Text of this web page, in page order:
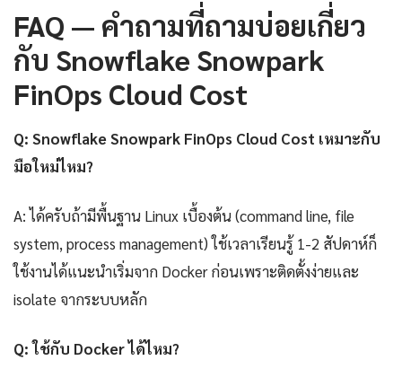
FAQ — คำถามที่ถามบ่อยเกี่ยว
กับ Snowflake Snowpark
FinOps Cloud Cost
Q: Snowflake Snowpark FinOps Cloud Cost เหมาะกับ
มือใหม่ไหม?
A: ได้ครับถ้ามีพื้นฐาน Linux เบื้องต้น (command line, file
system, process management) ใช้เวลาเรียนรู้ 1-2 สัปดาห์ก็
ใช้งานได้แนะนำเริ่มจาก Docker ก่อนเพราะติดตั้งง่ายและ
isolate จากระบบหลัก
Q: ใช้กับ Docker ได้ไหม?